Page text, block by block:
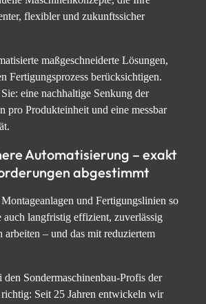
flexibler und zukunftssicher
maßgeschneiderte Lösungen,
Fertigungsprozess berücksichtigen.
eine nachhaltige Senkung der
pro Produkteinheit und eine messbar
Automatisierung – exakt
abgestimmt
und Fertigungslinien so
auch langfristig effizient, zuverlässig
– und das mit reduziertem
den Sondermaschinenbau-Profis der
Seit 25 Jahren entwickeln wir